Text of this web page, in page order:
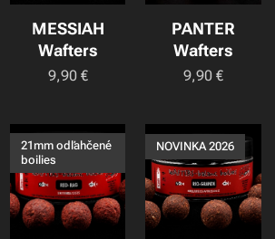
MESSIAH
Wafters
9,90€
PANTER
Wafters
9,90€
21mm odľahčené
boilies
NOVINKA 2026